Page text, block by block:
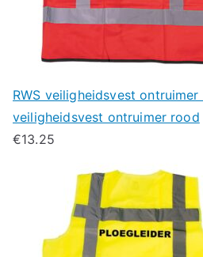
RWS veiligheidsvest ontruimer
veiligheidsvest ontruimer rood
€13.25